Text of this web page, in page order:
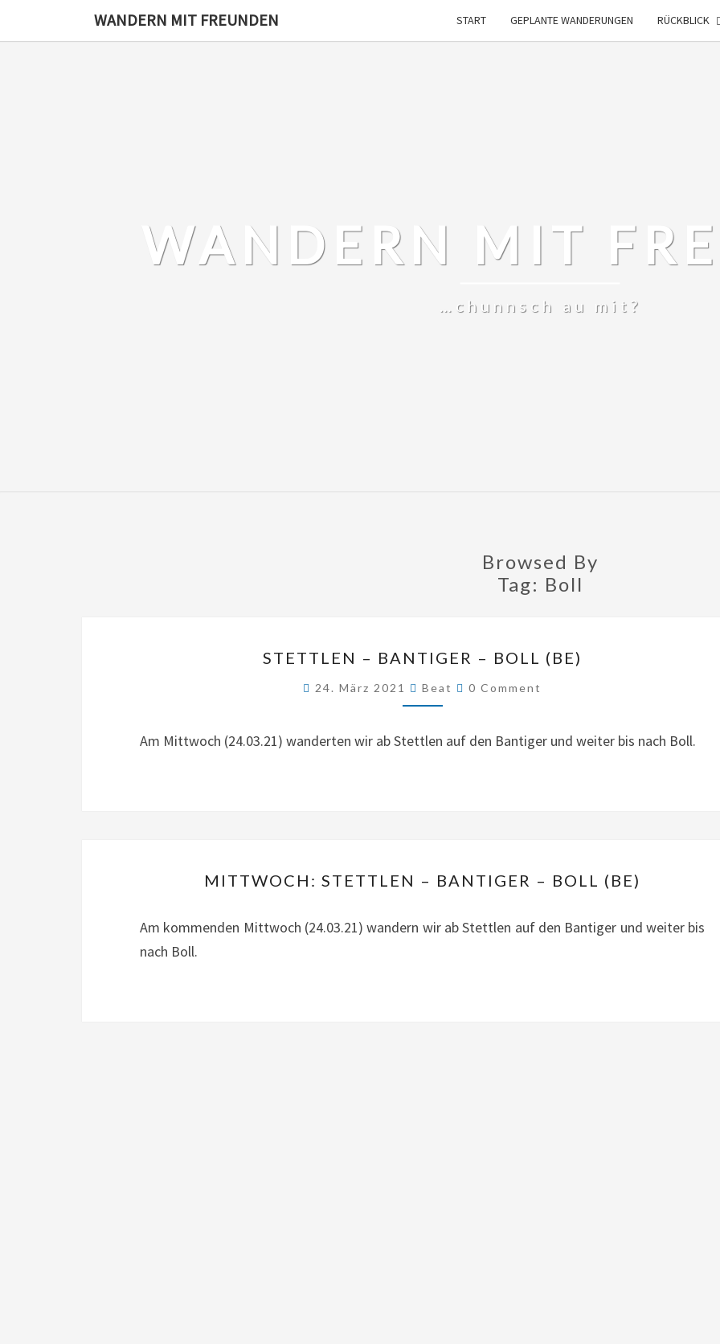
WANDERN MIT FREUNDEN START GEPLANTE WANDERUNGEN RÜCKBLICK
WANDERN MIT
…chunnsch au mit?
Browsed By
Tag: Boll
–
BANTIGER
BOLL
STETTLEN – BANTIGER – BOLL (BE)
24. März 2021 Beat Comments
0 Comment
Am Mittwoch (24.03.21) wanderten wir ab Stettlen auf den Bantiger und weiter bis nach Boll.
STETTLEN
BANTIGER
MITTWOCH: STETTLEN – BANTIGER – BOLL (BE)
Am kommenden Mittwoch (24.03.21) wandern wir ab Stettlen auf den Bantiger und weiter bis
nach Boll.